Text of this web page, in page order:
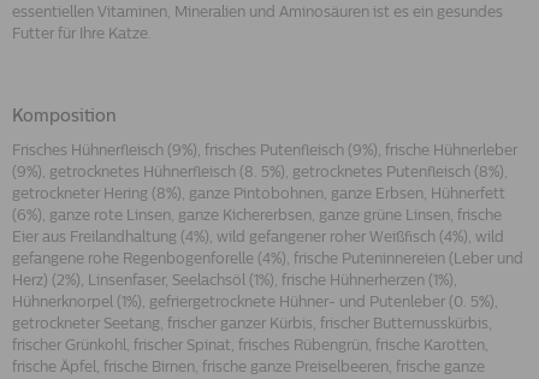
essentiellen Vitaminen, Mineralien und Aminosäuren ist es ein gesundes
Futter für Ihre Katze.
Komposition
Frisches Hühnerfleisch (9%), frisches Putenfleisch (9%), frische Hühnerleber
(9%), getrocknetes Hühnerfleisch (8. 5%), getrocknetes Putenfleisch (8%),
getrockneter Hering (8%), ganze Pintobohnen, ganze Erbsen, Hühnerfett
(6%), ganze rote Linsen, ganze Kichererbsen, ganze grüne Linsen, frische
Eier aus Freilandhaltung (4%), wild gefangener roher Weißfisch (4%), wild
gefangene rohe Regenbogenforelle (4%), frische Puteninnereien (Leber und
Herz) (2%), Linsenfaser, Seelachsöl (1%), frische Hühnerherzen (1%),
Hühnerknorpel (1%), gefriergetrocknete Hühner- und Putenleber (0. 5%),
getrockneter Seetang, frischer ganzer Kürbis, frischer Butternusskürbis,
frischer Grünkohl, frischer Spinat, frisches Rübengrün, frische Karotten,
frische Äpfel, frische Birnen, frische ganze Preiselbeeren, frische ganze